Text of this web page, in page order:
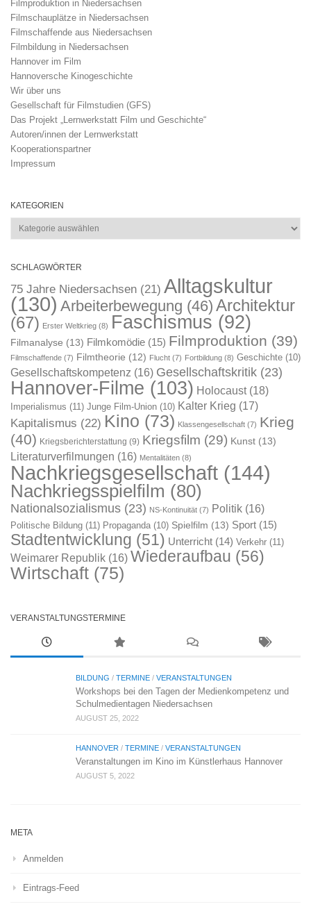
Filmproduktion in Niedersachsen
Filmschauplätze in Niedersachsen
Filmschaffende aus Niedersachsen
Filmbildung in Niedersachsen
Hannover im Film
Hannoversche Kinogeschichte
Wir über uns
Gesellschaft für Filmstudien (GFS)
Das Projekt „Lernwerkstatt Film und Geschichte“
Autoren/innen der Lernwerkstatt
Kooperationspartner
Impressum
KATEGORIEN
Kategorien
SCHLAGWÖRTER
75 Jahre Niedersachsen (21) Alltagskultur
(130) Arbeiterbewegung (46) Architektur
(67) Erster Weltkrieg (8) Faschismus (92)
Filmanalyse (13) Filmkomödie (15) Filmproduktion (39)
Filmschaffende (7) Filmtheorie (12) Flucht (7) Fortbildung (8) Geschichte (10)
Gesellschaftskompetenz (16) Gesellschaftskritik (23)
Hannover-Filme (103) Holocaust(18)
Imperialismus (11) Junge Film-Union (10) Kalter Krieg (17)
Kapitalismus (22) Kino (73) Klassengesellschaft (7) Krieg
(40) Kriegsberichterstattung (9) Kriegsfilm (29) Kunst (13)
Literaturverfilmungen (16) Mentalitäten (8)
Nachkriegsgesellschaft (144)
Nachkriegsspielfilm (80)
Nationalsozialismus (23) NS-Kontinuität (7) Politik (16)
Politische Bildung (11) Propaganda (10) Spielfilm (13) Sport (15)
Stadtentwicklung (51) Unterricht (14) Verkehr (11)
Weimarer Republik (16) Wiederaufbau (56)
Wirtschaft (75)
VERANSTALTUNGSTERMINE
BILDUNG / TERMINE / VERANSTALTUNGEN
Workshops bei den Tagen der Medienkompetenz und
Schulmedientagen Niedersachsen
AUGUST 25, 2022
HANNOVER / TERMINE / VERANSTALTUNGEN
Veranstaltungen im Kino im Künstlerhaus Hannover
AUGUST 5, 2022
META
Anmelden
Eintrags-Feed